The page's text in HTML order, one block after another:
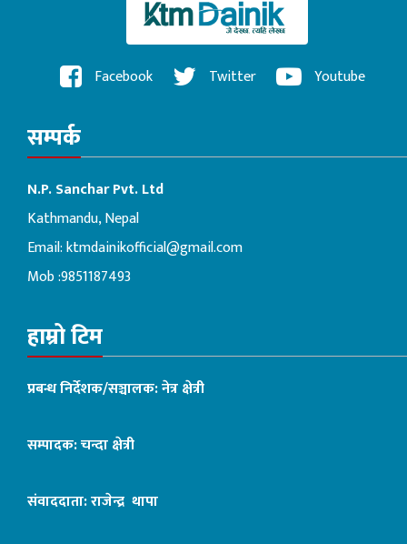
Facebook Twitter Youtube
सम्पर्क
N.P. Sanchar Pvt. Ltd
Kathmandu, Nepal
Email:ktmdainikofficial@gmail.com
Mob :9851187493
हाम्रो टिम
प्रबन्ध निर्देशक/सञ्चालक: नेत्र क्षेत्री
सम्पादक: चन्दा क्षेत्री
संवाददाता: राजेन्द्र थापा